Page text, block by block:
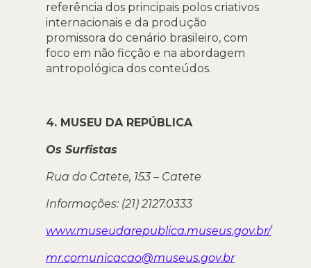
referência dos principais polos criativos
internacionais e da produção
promissora do cenário brasileiro, com
foco em não ficção e na abordagem
antropológica dos conteúdos.
4. MUSEU DA REPÚBLICA
Os Surfistas
Rua do Catete, 153 – Catete
Informações: (21) 2127.0333
www.museudarepublica.museus.gov.br/
mr.comunicacao@museus.gov.br